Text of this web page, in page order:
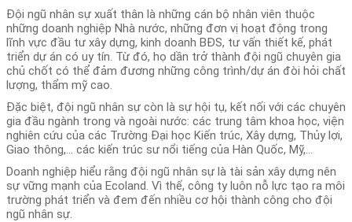
Đội ngũ nhân sự xuất thân là những cán bộ nhân viên thuộc
những doanh nghiệp Nhà nước, những đơn vị hoạt động trong
lĩnh vực đầu tư xây dựng, kinh doanh BĐS, tư vấn thiết kế, phát
triển dự án có uy tín. Từ đó, họ dần trở thành đội ngũ chuyên gia
chủ chốt có thể đảm đương những công trình/dự án đòi hỏi chất
lượng, thẩm mỹ cao.
Đặc biệt, đội ngũ nhân sự còn là sự hội tụ, kết nối với các chuyên
gia đầu ngành trong và ngoài nước: các trung tâm khoa học, viện
nghiên cứu của các Trường Đại học Kiến trúc, Xây dựng, Thủy lợi,
Giao thông,... các kiến trúc sư nổi tiếng của Hàn Quốc, Mỹ,...
Doanh nghiệp hiểu rằng đội ngũ nhân sự là tài sản xây dựng nên
sự vững mạnh của Ecoland. Vì thế, công ty luôn nỗ lực tạo ra môi
trường phát triển và đem đến nhiều cơ hội thành công cho đội
ngũ nhân sự.